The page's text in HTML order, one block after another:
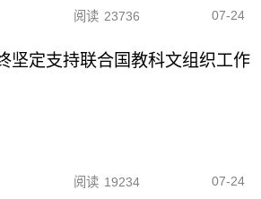
阅读 23736 07-24
坚定支持联合国教科文组织工作
阅读 19234 07-24